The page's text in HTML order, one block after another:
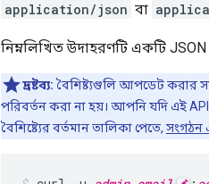
application/json বা
নিম্নলিখিত উদাহরণটি একটি JSON
দ্রষ্টব্য: বৈশিষ্ট্যগুলি আপডেট করার
পরিবর্তন করা না হয়। আপনি যদি এই API
বৈশিষ্ট্যের বর্তমান তালিকা পেতে, সংগঠন